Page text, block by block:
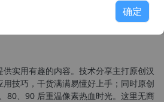
实用有趣的内容。技术分享主打原创汉
技巧，干货满满易懂好上手；同时原创
80、90 后重温像素热血时光。这里无商
确定